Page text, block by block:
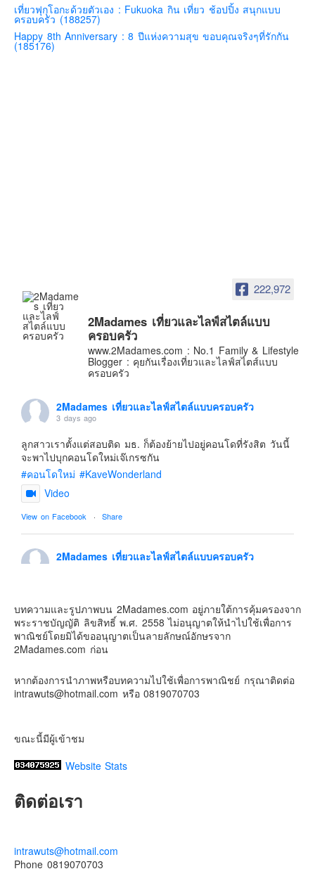
คิวชู – ฟุกุโอกะ ซางะ เปปปุ ยุฟุอิน นางาซากิ
ฟูจิ
ฮอกไกโด
เกาหลีใต้
ฮ่องกง
ไต้หวัน
นิวซีแลนด์
อเมริกา
ร้านอร่อย
บทความครอบครัว
Beauty Review
รีวิวสายการบิน
Products & Applications
Events & PR News
เที่ยวฟุกุโอกะด้วยตัวเอง : Fukuoka กิน เที่ยว ช้อปปิ้ง สนุกแบบ
ครอบครัว (188257)
Happy 8th Anniversary : 8 ปีแห่งความสุข ขอบคุณจริงๆที่รักกัน
(185176)
222,972
2Madames เที่ยวและไลฟ์สไตล์แบบ
ครอบครัว
www.2Madames.com : No.1 Family & Lifestyle
Blogger : คุยกันเรื่องเที่ยวและไลฟ์สไตส์แบบ
ครอบครัว
2Madames เที่ยวและไลฟ์สไตล์แบบครอบครัว
3 days ago
ลูกสาวเราตั้งแต่สอบติด มธ. ก็ต้องย้ายไปอยู่คอนโดที่รังสิต วันนี้
จะพาไปบุกคอนโดใหม่เจ๊เกรซกัน
#คอนโดใหม่ #KaveWonderland
Video
View on Facebook · Share
2Madames เที่ยวและไลฟ์สไตล์แบบครอบครัว
ปล. ขอบคุณเสื้อทีมน่ารักๆจากBabyLovett เสื้อผ้าเด็ก
#รักใครให้พาไปดิสนีย์แลนด์ #hongkongdisneyland
#discoverhongkong #hongkongsummerfu
Photo
View on Facebook
บทความและรูปภาพบน 2Madames.com อยู่ภายใต้การคุ้มครองจาก
พระราชบัญญัติ ลิขสิทธิ์ พ.ศ. 2558 ไม่อนุญาตให้นำไปใช้เพื่อการ
พาณิชย์โดยมิได้ขออนุญาตเป็นลายลักษณ์อักษรจาก
2Madames.com ก่อน
หากต้องการนำภาพหรือบทความไปใช้เพื่อการพาณิชย์ กรุณาติดต่อ
intrawuts@hotmail.com หรือ 0819070703
ขณะนี้มีผู้เข้าชม
Website Stats
ติดต่อเรา
intrawuts@hotmail.com
Phone 0819070703